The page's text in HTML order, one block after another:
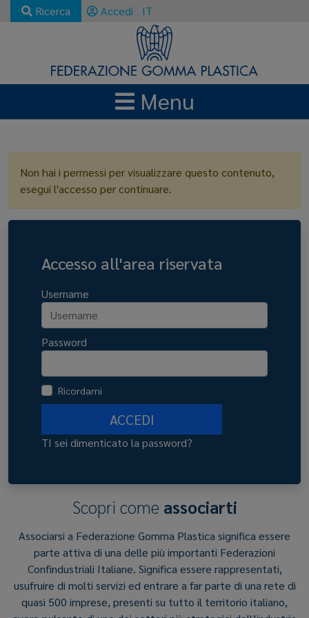
Ricerca Accedi IT
Menu
Non hai i permessi per visualizzare questo contenuto,
esegui l'accesso per continuare.
Accesso all'area riservata
Username
Password
Ricordami
ACCEDI
TI sei dimenticato la password?
Scopri come associarti
Associarsi a Federazione Gomma Plastica significa essere
parte attiva di una delle più importanti Federazioni
Confindustriali Italiane. Significa essere rappresentati,
usufruire di molti servizi ed entrare a far parte di una rete di
quasi 500 imprese, presenti su tutto il territorio italiano,